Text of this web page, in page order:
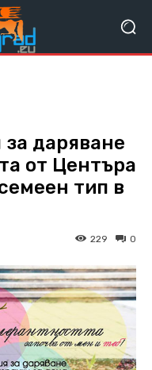
даряване
от Центъра
тип в
0
229